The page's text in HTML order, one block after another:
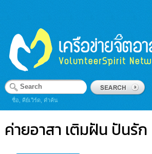
ชื่อ, คีย์เวิร์ด, คำค้น
ค่ายอาสา​ เติมฝัน​ ปัน​รัก​